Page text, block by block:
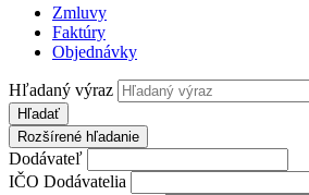
Zmluvy
Faktúry
Objednávky
Hľadaný výraz
Hľadať
Rozšírené hľadanie
Dodávateľ
IČO Dodávatelia